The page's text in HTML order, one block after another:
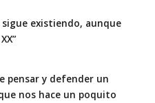
sigue existiendo, aunque
pensar y defender un
nos hace un poquito